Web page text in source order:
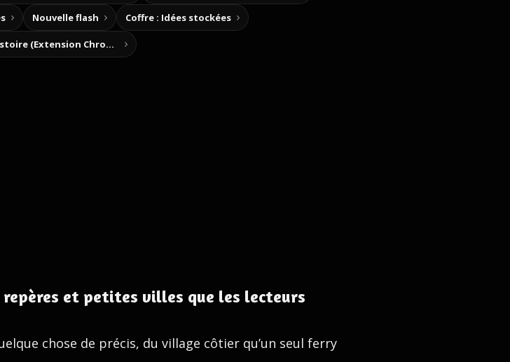
Nouvelle flash Coffre : Idées stockées
Notes d’histoire (Extension Chrome)
et petites villes que les lecteurs
chose de précis, du village côtier qu’un seul ferry